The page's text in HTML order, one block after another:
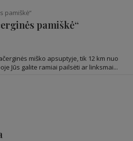
pamiškė“
pamiškė“
miško apsuptyje, tik 12 km nuo
Jūs galite ramiai pailsėti ar linksmai...